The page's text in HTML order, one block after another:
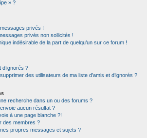
» ?
privés !
privés non sollicités !
indésirable de la part de quelqu’un sur ce forum !
d’ignorés ?
des utilisateurs de ma liste d’amis et d’ignorés ?
recherche dans un ou des forums ?
aucun résultat ?
à une page blanche ?!
des membres ?
propres messages et sujets ?